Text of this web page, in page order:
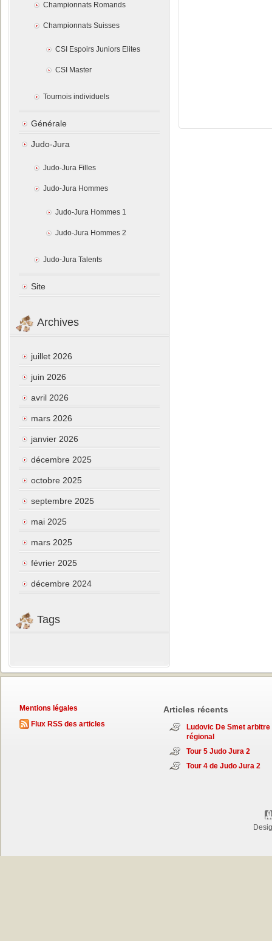
Championnats Romands
Championnats Suisses
CSI Espoirs Juniors Elites
CSI Master
Tournois individuels
Générale
Judo-Jura
Judo-Jura Filles
Judo-Jura Hommes
Judo-Jura Hommes 1
Judo-Jura Hommes 2
Judo-Jura Talents
Site
Archives
juillet 2026
juin 2026
avril 2026
mars 2026
janvier 2026
décembre 2025
octobre 2025
septembre 2025
mai 2025
mars 2025
février 2025
décembre 2024
Tags
Mentions légales
Flux RSS des articles
Articles récents
Ludovic De Smet arbitre
régional
Tour 5 Judo Jura 2
Tour 4 de Judo Jura 2